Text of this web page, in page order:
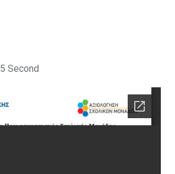
5 Second